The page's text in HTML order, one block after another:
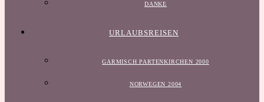
DANKE
URLAUBSREISEN
GARMISCH PARTENKIRCHEN 2000
NORWEGEN 2004